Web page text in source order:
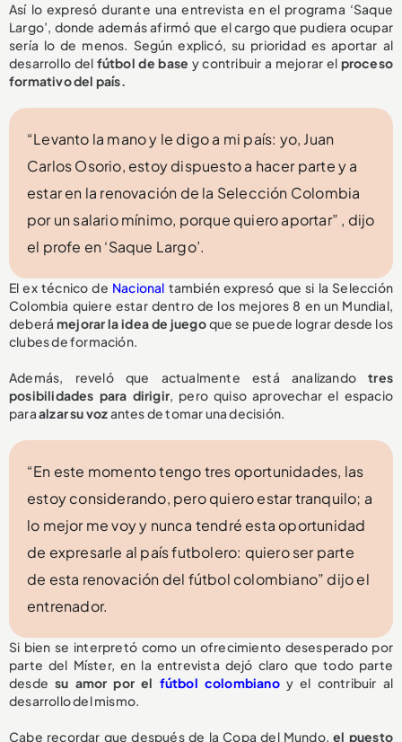
Así lo expresó durante una entrevista en el programa ‘Saque
Largo’, donde además afirmó que el cargo que pudiera ocupar
sería lo de menos. Según explicó, su prioridad es aportar al
desarrollo del fútbol de base y contribuir a mejorar el proceso
formativo del país.
“Levanto la mano y le digo a mi país: yo, Juan
Carlos Osorio, estoy dispuesto a hacer parte y a
estar en la renovación de la Selección Colombia
por un salario mínimo, porque quiero aportar” , dijo
el profe en ‘Saque Largo’.
El ex técnico de Nacional también expresó que si la Selección
Colombia quiere estar dentro de los mejores 8 en un Mundial,
deberá mejorar la idea de juegoque se puede lograr desde los
clubes de formación.
Además, reveló que actualmente está analizandotres
posibilidades para dirigir, pero quiso aprovechar el espacio
paraalzar su vozantes de tomar una decisión.
“En este momento tengo tres oportunidades, las
estoy considerando, pero quiero estar tranquilo; a
lo mejor me voy y nunca tendré esta oportunidad
de expresarle al país futbolero: quiero ser parte
de esta renovación del fútbol colombiano” dijo el
entrenador.
Si bien se interpretó como un ofrecimiento desesperado por
parte del Míster, en la entrevista dejó claro que todo parte
desdesu amor por el fútbol colombianoy el contribuir al
desarrollo del mismo.
Cabe recordar que después de la Copa del Mundo,el puesto